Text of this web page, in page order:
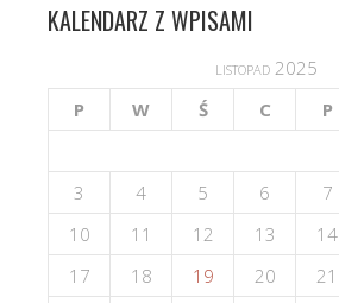
KALENDARZ Z WPISAMI
listopad 2025
P
W Ś C P
3
4 5 6 7
10
11 12 13 14
17
18 19 20 21